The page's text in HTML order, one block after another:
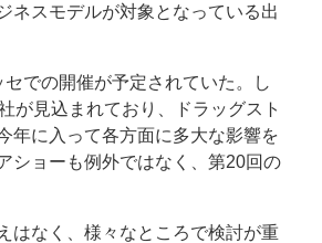
ネスモデルが対象となっている出
での開催が予定されていた。し
が見込まれており、ドラッグスト
年に入って各方面に多大な影響を
ショーも例外ではなく、第20回の
はなく、様々なところで検討が重